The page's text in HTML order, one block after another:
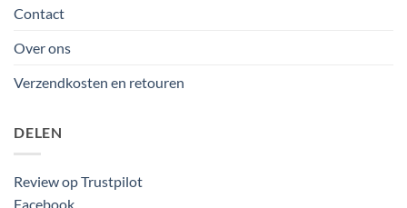
Contact
Over ons
Verzendkosten en retouren
DELEN
Review op Trustpilot
Facebook